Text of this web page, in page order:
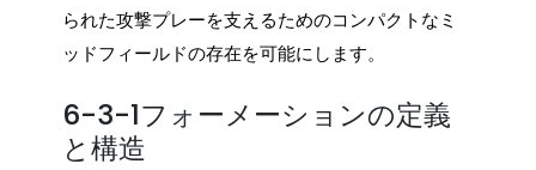
られた攻撃プレーを支えるためのコンパクトなミ
ッドフィールドの存在を可能にします。
6-3-1フォーメーションの定義
と構造